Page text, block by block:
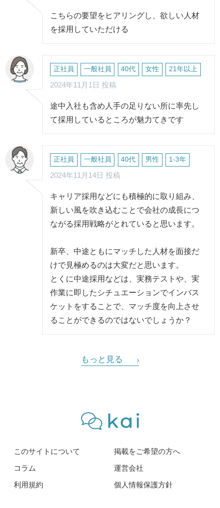
こちらの要望をヒアリングし、欲しい人材
を採用していただける
正社員 一般社員 40代 女性 21年以上
2024年11月1日 投稿
途中入社も含め人手の足りない所に率先し
て採用しているところが魅力てきです
正社員 一般社員 40代 男性 1-3年
2024年11月14日 投稿
キャリア採用などにも積極的に取り組み、
新しい風を吹き込むことで会社の成長につ
ながる採用戦略がとれていると思います。
新卒、中途ともにマッチした人材を面接だ
けで見極めるのは大変だと思います。
とくに中途採用などは、実務テストや、実
作業に即したシチュエーションでインバス
ケットをすることで、マッチ度を向上させ
ることができるのではないでしょうか？
もっと見る
このサイトについて
掲載をご希望の方へ
コラム
運営会社
利用規約
個人情報保護方針